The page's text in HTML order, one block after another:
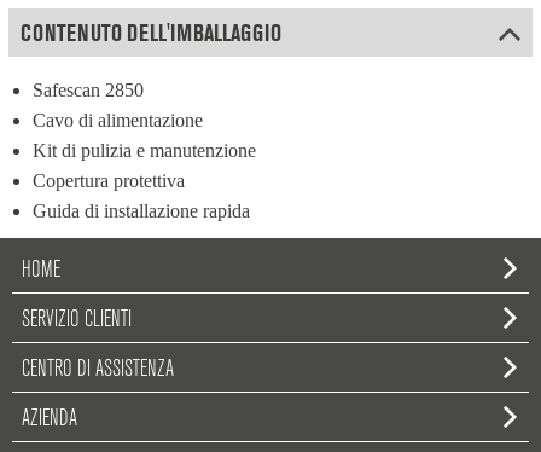
CONTENUTO DELL'IMBALLAGGIO
Safescan 2850
Cavo di alimentazione
Kit di pulizia e manutenzione
Copertura protettiva
Guida di installazione rapida
HOME
SERVIZIO CLIENTI
CENTRO DI ASSISTENZA
AZIENDA